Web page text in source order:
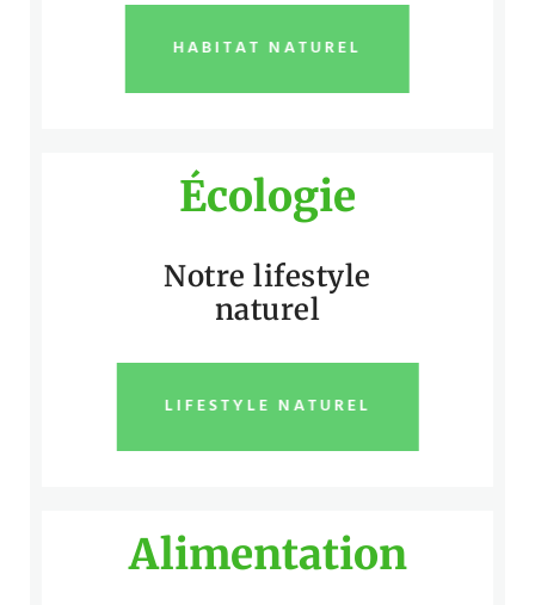
HABITAT NATUREL
Écologie
Notre lifestyle
naturel
LIFESTYLE NATUREL
Alimentation